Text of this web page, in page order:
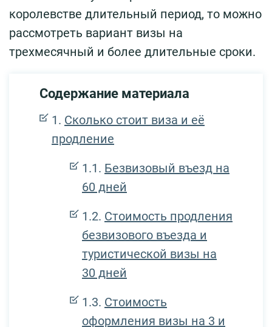
королевстве длительный период, то можно
рассмотреть вариант визы на
трехмесячный и более длительные сроки.
Содержание материала
Сколько стоит виза и её
продление
Безвизовый въезд на
60 дней
Стоимость продления
безвизового въезда и
туристической визы на
30 дней
Стоимость
оформления визы на 3 и